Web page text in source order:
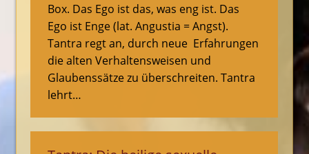
Box. Das Ego ist das, was eng ist. Das
Ego ist Enge (lat. Angustia = Angst).
Tantra regt an, durch neue Erfahrungen
die alten Verhaltensweisen und
Glaubenssätze zu überschreiten. Tantra
lehrt…